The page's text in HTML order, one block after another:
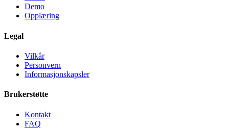
Demo
Opplæring
Legal
Vilkår
Personvern
Informasjonskapsler
Brukerstøtte
Kontakt
FAQ